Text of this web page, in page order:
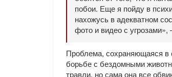
побои. Еще я пойду в
нахожусь в адекватном
фото и видео с
Проблема, сохраняющаяся в
борьбе с бездомными
травли, но сама она все